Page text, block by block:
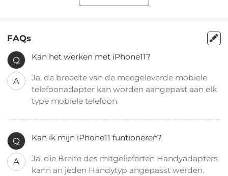
FAQs
Q Kan het werken met iPhone11?
A
Ja, de breedte van de meegeleverde mobiele
telefoonadapter kan worden aangepast aan elk
type mobiele telefoon.
Q Kan ik mijn iPhone11 funtioneren?
A
Ja, die Breite des mitgelieferten Handyadapters
kann an jeden Handytyp angepasst werden.